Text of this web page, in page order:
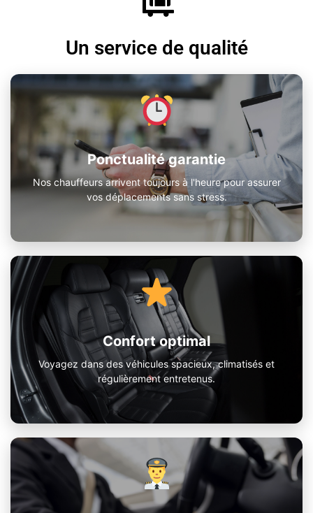
Un service de qualité
Ponctualité garantie
Nos chauffeurs arrivent toujours à l'heure pour assurer
vos déplacements sans stress.
Confort optimal
Voyagez dans des véhicules spacieux, climatisés et
régulièrement entretenus.